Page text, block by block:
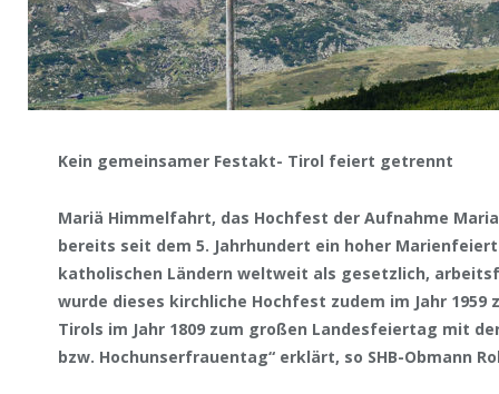
Kein gemeinsamer Festakt- Tirol feiert getrennt
Mariä Himmelfahrt, das Hochfest der Aufnahme
bereits seit dem 5. Jahrhundert ein hoher
katholischen Ländern weltweit als gesetzlich,
wurde dieses kirchliche Hochfest zudem im Jahr 1959
Tirols im Jahr 1809 zum großen Landesfeiertag mit
bzw. Hochunserfrauentag“ erklärt, so SHB-Obmann